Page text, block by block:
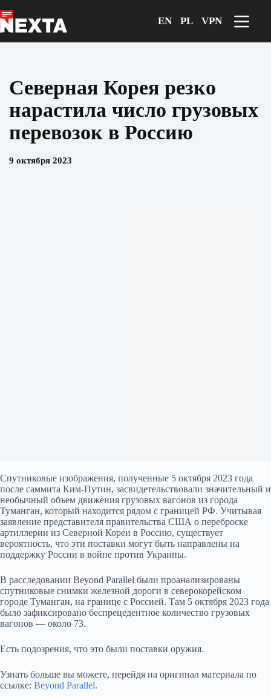
к
сути
EN PL VPN
Северная Корея резко
нарастила число грузовых
перевозок в Россию
9 октября 2023
Спутниковые изображения, полученные 5 октября 2023 года
после саммита Ким-Путин, засвидетельствовали значительный и
необычный объем движения грузовых вагонов из города
Туманган, который находится рядом с границей РФ. Учитывая
заявление представителя правительства США о переброске
артиллерии из Северной Кореи в Россию, существует
вероятность, что эти поставки могут быть направлены на
поддержку России в войне против Украины.
В расследовании Beyond Parallel были проанализированы
спутниковые снимки железной дороги в северокорейском
городе Туманган, на границе с Россией. Там 5 октября 2023 года
было зафиксировано беспрецедентное количество грузовых
вагонов — около 73.
Есть подозрения, что это были поставки оружия.
Узнать больше вы можете, перейдя на оригинал материала по
ссылке: Beyond Parallel.